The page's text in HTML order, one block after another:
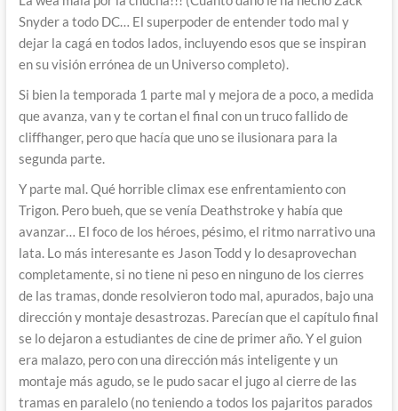
Snyder a todo DC… El superpoder de entender todo mal y
dejar la cagá en todos lados, incluyendo esos que se inspiran
en su visión errónea de un Universo completo).
Si bien la temporada 1 parte mal y mejora de a poco, a medida
que avanza, van y te cortan el final con un truco fallido de
cliffhanger, pero que hacía que uno se ilusionara para la
segunda parte.
Y parte mal. Qué horrible climax ese enfrentamiento con
Trigon. Pero bueh, que se venía Deathstroke y había que
avanzar… El foco de los héroes, pésimo, el ritmo narrativo una
lata. Lo más interesante es Jason Todd y lo desaprovechan
completamente, si no tiene ni peso en ninguno de los cierres
de las tramas, donde resolvieron todo mal, apurados, bajo una
dirección y montaje desastrozas. Parecían que el capítulo final
se lo dejaron a estudiantes de cine de primer año. Y el guion
era malazo, pero con una dirección más inteligente y un
montaje más agudo, se le pudo sacar el jugo al cierre de las
tramas en paralelo (no teniendo a todos los pajaritos parados